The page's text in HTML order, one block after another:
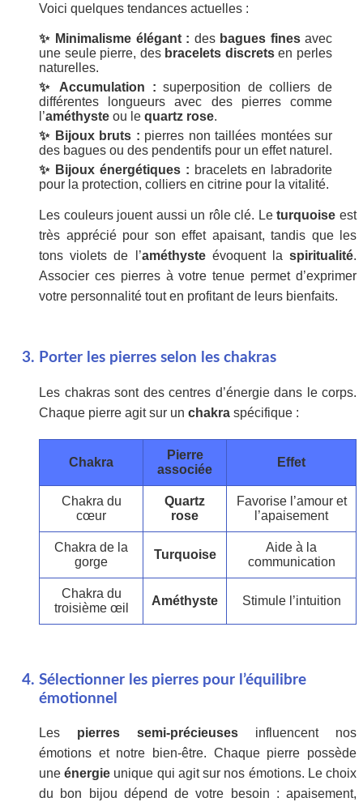
Voici quelques tendances actuelles :
✨ Minimalisme élégant : des bagues finesavec
une seule pierre, des bracelets discretsen perles
naturelles.
✨ Accumulation : superposition de colliers de
différentes longueurs avec des pierres comme
l’améthyste ou le quartz rose.
✨ Bijoux bruts : pierres non taillées montées sur
des bagues ou des pendentifs pour un effet naturel.
✨ Bijoux énergétiques : bracelets en labradorite
pour la protection, colliers en citrine pour la vitalité.
Les couleurs jouent aussi un rôle clé. Leturquoise est
très apprécié pour son effet apaisant, tandis que les
tons violets de l’améthysteévoquent la spiritualité.
Associer ces pierres à votre tenue permet d’exprimer
votre personnalité tout en profitant de leurs bienfaits.
Porter les pierres selon les chakras
Les chakras sont des centres d’énergie dans le corps.
Chaque pierre agit sur un chakra spécifique :
Chakra
Pierre
associée
Effet
Chakra du
cœur
Quartz
rose
Favorise l’amour et
l’apaisement
Chakra de la
gorge
Turquoise
Aide à la
communication
Chakra du
troisième œil
Améthyste Stimule l’intuition
Sélectionner les pierres pour l’équilibre
émotionnel
Les pierres semi-précieuses influencent nos
émotions et notre bien-être. Chaque pierre possède
uneénergie unique qui agit sur nos émotions. Le choix
du bon bijou dépend de votre besoin : apaisement,